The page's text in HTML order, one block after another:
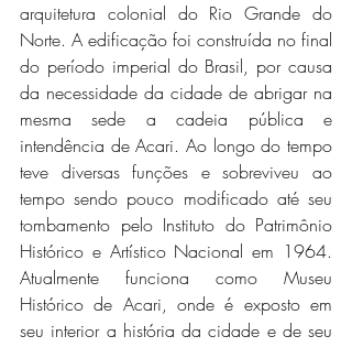
arquitetura colonial do Rio Grande do
Norte. A edificação foi construída no final
do período imperial do Brasil, por causa
da necessidade da cidade de abrigar na
mesma sede a cadeia pública e
intendência de Acari. Ao longo do tempo
teve diversas funções e sobreviveu ao
tempo sendo pouco modificado até seu
tombamento pelo Instituto do Patrimônio
Histórico e Artístico Nacional em 1964.
Atualmente funciona como Museu
Histórico de Acari, onde é exposto em
seu interior a história da cidade e de seu